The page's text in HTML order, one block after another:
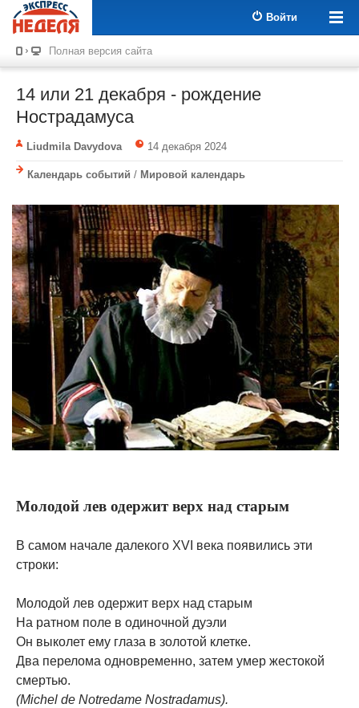
Войти
Полная версия сайта
14 или 21 декабря - рождение
Нострадамуса
Liudmila Davydova 14 декабря 2024
Календарь событий / Мировой календарь
Молодой лев одержит верх над старым
В самом начале далекого XVI века появились эти
строки:
Молодой лев одержит верх над старым
На ратном поле в одиночной дуэли
Он выколет ему глаза в золотой клетке.
Два перелома одновременно, затем умер жестокой
смертью.
(Michel de Notredame Nostradamus).